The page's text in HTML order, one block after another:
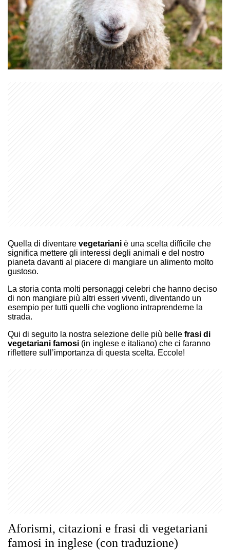
Quella di diventare vegetariani è una scelta difficile che
significa mettere gli interessi degli animali e del nostro
pianeta davanti al piacere di mangiare un alimento molto
gustoso.
La storia conta molti personaggi celebri che hanno deciso
di non mangiare più altri esseri viventi, diventando un
esempio per tutti quelli che vogliono intraprenderne la
strada.
Qui di seguito la nostra selezione delle più belle frasi di
vegetariani famosi (in inglese e italiano) che ci faranno
riflettere sull’importanza di questa scelta. Eccole!
Aforismi, citazioni e frasi di vegetariani
famosi in inglese (con traduzione)